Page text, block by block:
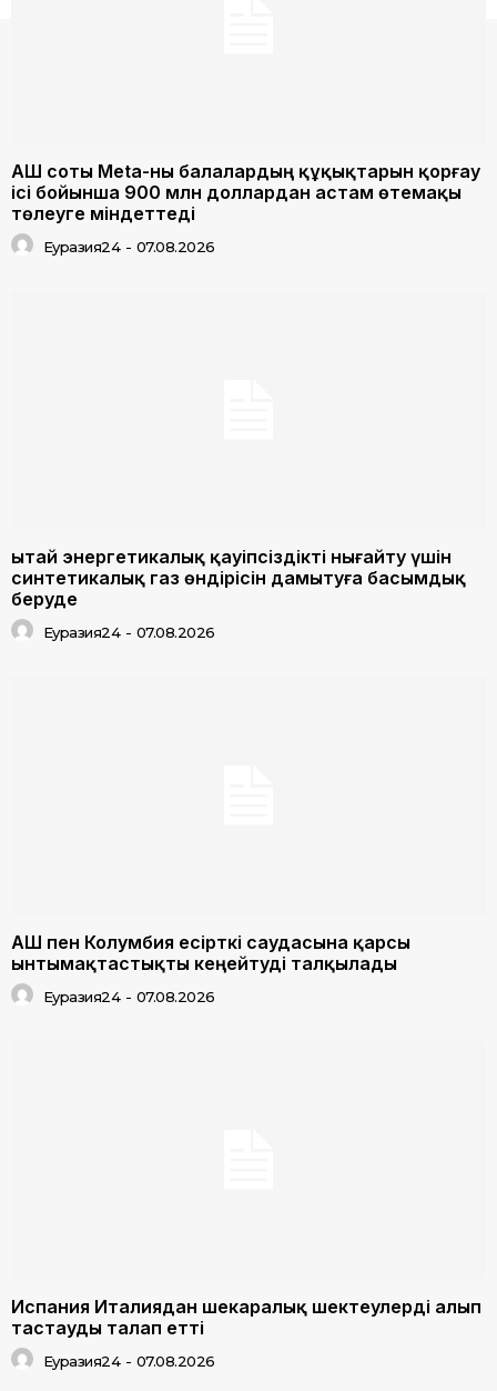
АҚШ соты Meta-ны балалардың құқықтарын қорғау
ісі бойынша 900 млн доллардан астам өтемақы
төлеуге міндеттеді
Еуразия24 - 07.08.2026
Қытай энергетикалық қауіпсіздікті нығайту үшін
синтетикалық газ өндірісін дамытуға басымдық
беруде
Еуразия24 - 07.08.2026
АҚШ пен Колумбия есірткі саудасына қарсы
ынтымақтастықты кеңейтуді талқылады
Еуразия24 - 07.08.2026
Испания Италиядан шекаралық шектеулерді алып
тастауды талап етті
Еуразия24 - 07.08.2026